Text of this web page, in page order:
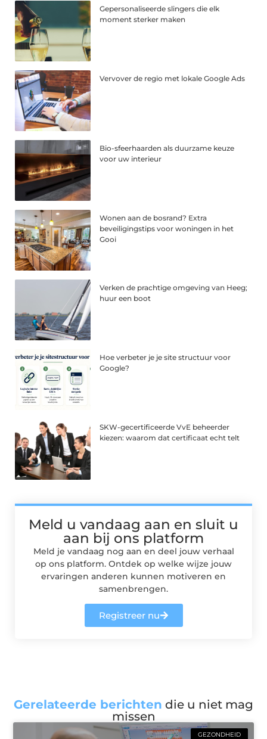
Gepersonaliseerde slingers die elk
moment sterker maken
Vervover de regio met lokale Google Ads
Bio-sfeerhaarden als duurzame keuze
voor uw interieur
Wonen aan de bosrand? Extra
beveiligingstips voor woningen in het
Gooi
Verken de prachtige omgeving van Heeg;
huur een boot
Hoe verbeter je je site structuur voor
Google?
SKW-gecertificeerde VvE beheerder
kiezen: waarom dat certificaat echt telt
Meld u vandaag aan en sluit u
aan bij ons platform
Meld je vandaag nog aan en deel jouw verhaal
op ons platform. Ontdek op welke wijze jouw
ervaringen anderen kunnen motiveren en
samenbrengen.
Registreer nu
Gerelateerde berichten die u niet mag
missen
GEZONDHEID